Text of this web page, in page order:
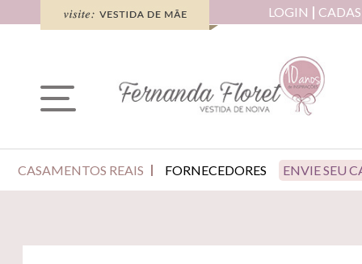
LOGIN
CASAMENTOS REAIS FORNECEDORES ENVIE SEU